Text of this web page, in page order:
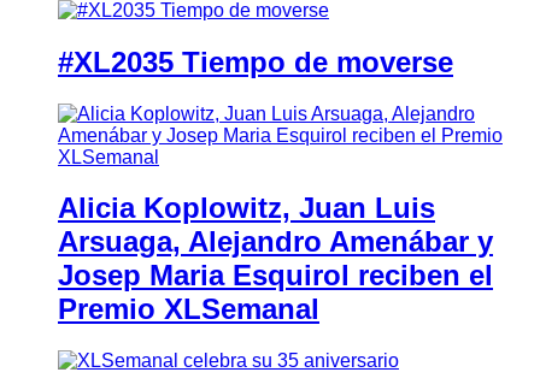
#XL2035 Tiempo de moverse
Alicia Koplowitz, Juan Luis
Arsuaga, Alejandro Amenábar y
Josep Maria Esquirol reciben el
Premio XLSemanal